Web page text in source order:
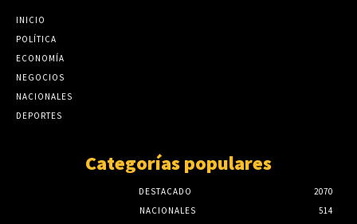
INICIO
POLÍTICA
ECONOMÍA
NEGOCIOS
NACIONALES
DEPORTES
Categorías populares
DESTACADO
2070
NACIONALES
514